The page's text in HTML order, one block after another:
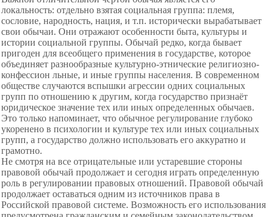
локальность: отдельно взятая социальная группа: племя,
сословие, народность, нация, и т.п. исторически вырабатывает
свои обычаи. Они отражают особенности быта, культуры и
истории социальной группы. Обычай редко, когда бывает
пригоден для всеобщего применения в государстве, которое
объединяет разнообразные культурно-этнические религиозно-
конфессион льные, и иные группы населения. В современном
обществе случаются вспышки агрессии одних социальных
групп по отношению к другим, когда государство признаёт
юридическое значение тех или иных определенных обычаев.
Это только напоминает, что обычное регулирование глубоко
укоренено в психологии и культуре тех или иных социальных
групп, а государство должно использовать его аккуратно и
грамотно.
Не смотря на все отрицательные или устаревшие стороны
правовой обычай продолжает и сегодня играть определенную
роль в регулировании правовых отношений. Правовой обычай
продолжает оставаться одним из источников права в
Российской правовой системе. Возможность его использования